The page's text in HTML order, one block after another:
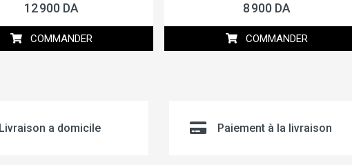
12 900 DA
COMMANDER
8 900 DA
COMMANDER
Livraison a domicile Paiement à la livraison